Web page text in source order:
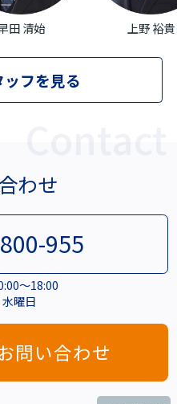
田 清始 上野 裕貴
フを見る
わせ
955
～18:00
曜日
問い合わせ